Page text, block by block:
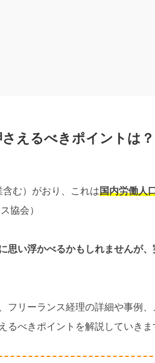
えるべきポイントは？
む）がおり、これは国内労働人
協会）
思い浮かべるかもしれませんが
フリーランス経理の詳細や事例
べきポイントを解説していきま